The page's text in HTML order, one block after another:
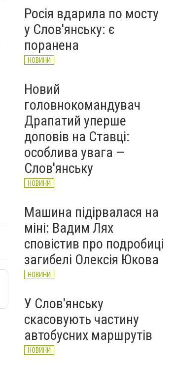
Росія вдарила по мосту
у Слов'янську: є
поранена
НОВИНИ
Новий
головнокомандувач
Драпатий уперше
доповів на Ставці:
особлива увага —
Слов'янську
НОВИНИ
Машина підірвалася на
міні: Вадим Лях
сповістив про подробиці
загибелі Олексія Юкова
НОВИНИ
У Слов'янську
скасовують частину
автобусних маршрутів
НОВИНИ